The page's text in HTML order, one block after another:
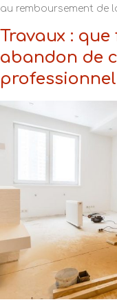
au remboursement de
Travaux :
abandon de